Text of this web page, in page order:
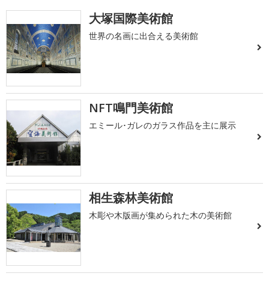
大塚国際美術館
世界の名画に出合える美術館
NFT鳴門美術館
エミール･ガレのガラス作品を主に展示
相生森林美術館
木彫や木版画が集められた木の美術館